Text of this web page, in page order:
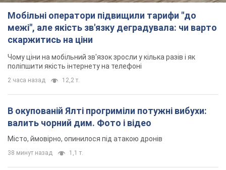
Мобільні оператори підвищили тарифи "до
межі", але якість зв'язку деградувала: чи варто
скаржитись на ціни
Чому ціни на мобільний зв'язок зросли у кілька разів і як
поліпшити якість інтернету на телефоні
2 часа назад 12,2 т.
В окупованій Ялті прогриміли потужні вибухи:
валить чорний дим. Фото і відео
Місто, ймовірно, опинилося під атакою дронів
38 минут назад 1,1 т.